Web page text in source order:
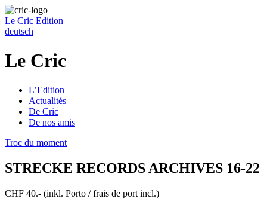
Le Cric Edition
deutsch
Le Cric
L’Edition
Actualités
De Cric
De nos amis
Troc du moment
STRECKE RECORDS ARCHIVES 16-22
CHF 40.- (inkl. Porto / frais de port incl.)